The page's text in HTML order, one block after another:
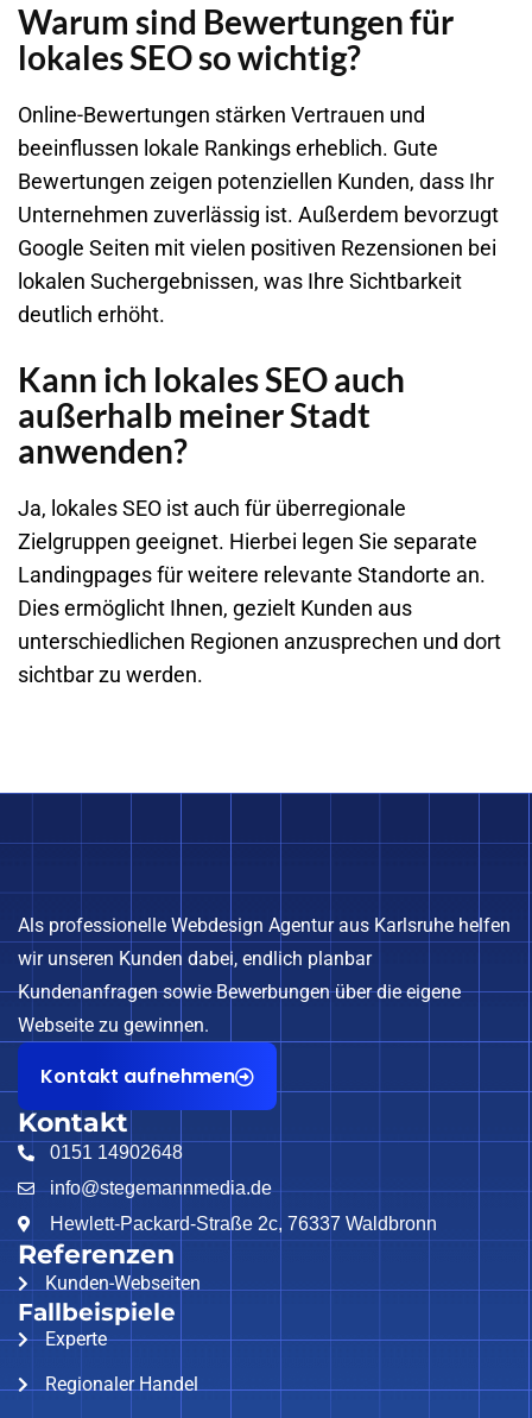
Warum sind Bewertungen für
lokales SEO so wichtig?
Online-Bewertungen stärken Vertrauen und
beeinflussen lokale Rankings erheblich. Gute
Bewertungen zeigen potenziellen Kunden, dass Ihr
Unternehmen zuverlässig ist. Außerdem bevorzugt
Google Seiten mit vielen positiven Rezensionen bei
lokalen Suchergebnissen, was Ihre Sichtbarkeit
deutlich erhöht.
Kann ich lokales SEO auch
außerhalb meiner Stadt
anwenden?
Ja, lokales SEO ist auch für überregionale
Zielgruppen geeignet. Hierbei legen Sie separate
Landingpages für weitere relevante Standorte an.
Dies ermöglicht Ihnen, gezielt Kunden aus
unterschiedlichen Regionen anzusprechen und dort
sichtbar zu werden.
Als professionelle Webdesign Agentur aus Karlsruhe helfen
wir unseren Kunden dabei, endlich planbar
Kundenanfragen sowie Bewerbungen über die eigene
Webseite zu gewinnen.
Kontakt aufnehmen
Kontakt
0151 14902648
info@stegemannmedia.de
Hewlett-Packard-Straße 2c, 76337 Waldbronn
Referenzen
Kunden-Webseiten
Fallbeispiele
Experte
Regionaler Handel